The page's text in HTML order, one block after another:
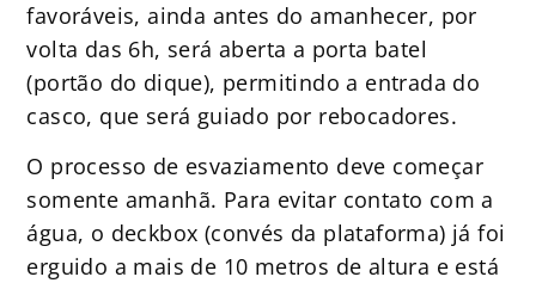
favoráveis, ainda antes do amanhecer, por
volta das 6h, será aberta a porta batel
(portão do dique), permitindo a entrada do
casco, que será guiado por rebocadores.
O processo de esvaziamento deve começar
somente amanhã. Para evitar contato com a
água, o deckbox (convés da plataforma) já foi
erguido a mais de 10 metros de altura e está